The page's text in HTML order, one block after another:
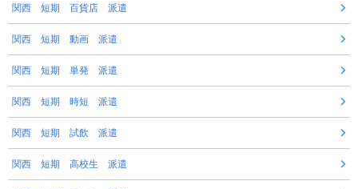
関西 短期 百貨店 派遣
関西 短期 動画 派遣
関西 短期 単発 派遣
関西 短期 時短 派遣
関西 短期 試飲 派遣
関西 短期 高校生 派遣